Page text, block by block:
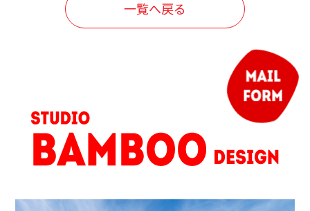
一覧へ戻る